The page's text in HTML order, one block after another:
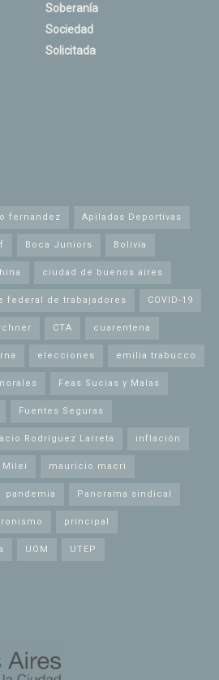
Soberanía
Sociedad
Solicitada
fernandez Apiladas Deportivas
Boca Juniors Bolivia
ciudad de buenos aires
federal de trabajadores COVID-19
CTA cuarentena
elecciones emilia trabucco
Feas Sucias y Malas
Fuentes Seguras
Rodríguez Larreta inflación
Milei mauricio macri
pandemia Panorama sindical
principal
UOM UTEP